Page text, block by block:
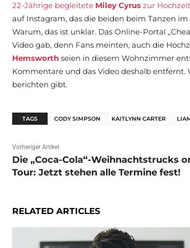
22-Jährige begleitete Miley Cyrus zur
auf Instagram, das die beiden beim Tanzen
Warum, das ist unklar. Das Online-Portal
Video gab, denn Fans meinten, auch die
Hemsworth seien in diesem Wohnzimmer
Kommentare und das Video deshalb entfernt.
berichten gibt.
TAGS CODY SIMPSON KAITLYNN CARTER
Vorheriger Artikel
Die „Coca-Cola“-Weihnachtstrucks
Tour: Jetzt stehen alle Termine fest!
RELATED ARTICLES